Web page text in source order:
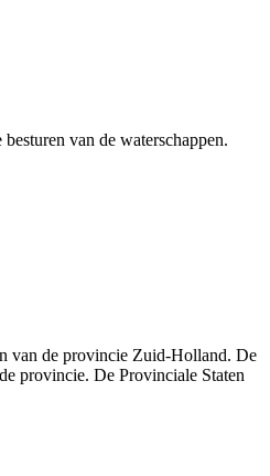
van de waterschappen.
van de provincie Zuid-Holland. De
provincie. De Provinciale Staten